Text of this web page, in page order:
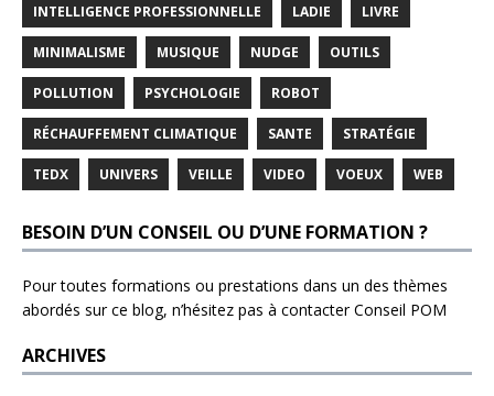
INTELLIGENCE PROFESSIONNELLE LADIE LIVRE
MINIMALISME MUSIQUE NUDGE OUTILS
POLLUTION PSYCHOLOGIE ROBOT
RÉCHAUFFEMENT CLIMATIQUE SANTE STRATÉGIE
TEDX UNIVERS VEILLE VIDEO VOEUX WEB
BESOIN D’UN CONSEIL OU D’UNE FORMATION ?
Pour toutes formations ou prestations dans un des thèmes
abordés sur ce blog, n’hésitez pas à contacterConseil POM
ARCHIVES